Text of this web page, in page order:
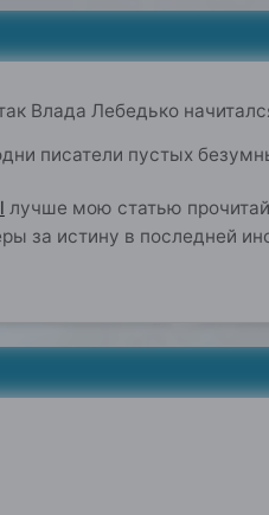
Влада Лебедько
писатели пустых
лучше мою статью
за истину в последней